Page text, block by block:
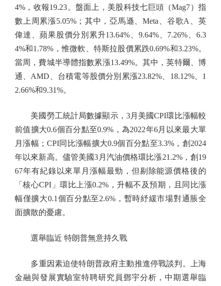
4%，收報19.23。盤面上，美股科技七巨頭（Mag7）指
數上周累漲5.05%；其中，亞馬遜、Meta、谷歌A、英
偉達、蘋果股價分別累升13.64%、9.64%、7.26%、6.3
4%和1.78%，惟微軟、特斯拉股價累跌0.69%和3.23%。
當周，費城半導體指數累漲13.49%。其中，英特爾、博
通、AMD、台積電等股價分別累漲23.82%、18.12%、1
2.66%和9.31%。
美國勞工統計局數據顯示，3月美國CPI環比漲幅較
前值擴大0.6個百分點至0.9%，為2022年6月以來最大單
月漲幅；CPI同比漲幅擴大0.9個百分點至3.3%，創2024
年以來新高。儘管美國3月汽油價格環比漲21.2%，創19
67年有紀錄以來單月漲幅最勁，但剔除能源價格後的
「核心CPI」環比上漲0.2%，升幅不及預期，且同比漲
幅僅擴大0.1個百分點至2.6%，暫時紓緩市場對通脹全
面擴散的憂慮。
選舉臨近 特朗普無意持久戰
多重因素迫使特朗普政府主動推進停戰談判。上海
金融與發展實驗室特聘研究員鄧宇分析，中期選舉臨